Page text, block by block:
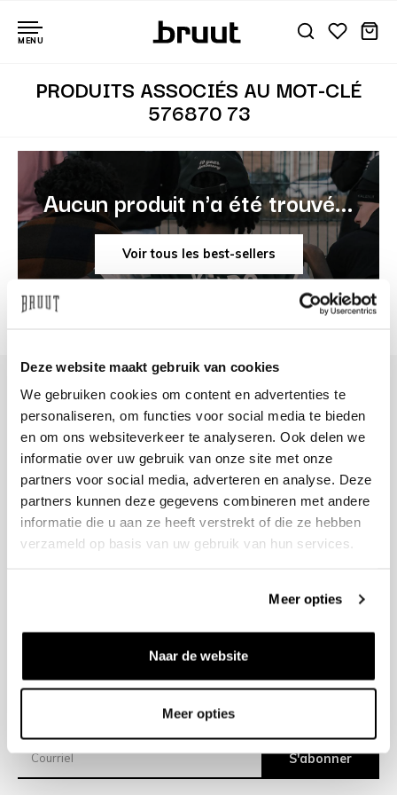
Deze website maakt gebruik van cookies
We gebruiken cookies om content en advertenties te
personaliseren, om functies voor social media te bieden
en om ons websiteverkeer te analyseren. Ook delen we
informatie over uw gebruik van onze site met onze
partners voor social media, adverteren en analyse. Deze
partners kunnen deze gegevens combineren met andere
informatie die u aan ze heeft verstrekt of die ze hebben
verzameld op basis van uw gebruik van hun services.
Meer opties
Naar de website
Meer opties
MENU
PRODUITS ASSOCIÉS AU MOT-CLÉ
576870 73
Aucun produit n'a été trouvé...
Voir tous les best-sellers
+31 23 205 2006
info@bruut.nl
Formulaire de contact
Ouvert 11:00 - 21:00
VOIR LES HORAIRES D’OUVERTURE
Expéditions
S'abonner